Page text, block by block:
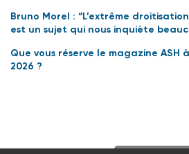
Bruno Morel : “L’extrême
est un sujet qui nous inquiète
Que vous réserve le magazine
2026 ?